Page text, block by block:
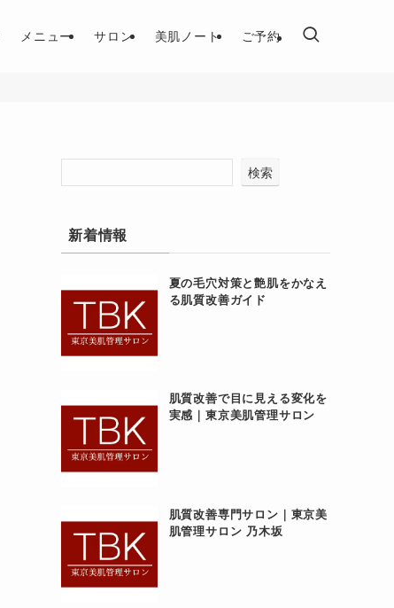
メニュー サロン 美肌ノート ご予約
検索
新着情報
夏の毛穴対策と艶肌をかなえ
る肌質改善ガイド
肌質改善で目に見える変化を
実感｜東京美肌管理サロン
肌質改善専門サロン｜東京美
肌管理サロン 乃木坂